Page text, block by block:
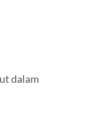
dalam